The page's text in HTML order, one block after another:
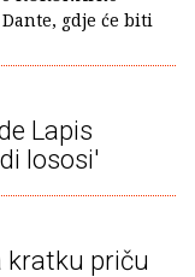
gdje će biti
Lapis
lososi'
kratku priču